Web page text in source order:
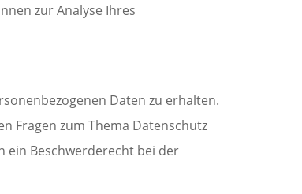
zur Analyse Ihres
Daten zu erhalten.
Fragen zum Thema Datenschutz
ein Beschwerderecht bei der